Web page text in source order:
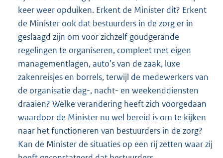
keer weer opduiken. Erkent de Minister dit? Erkent
de Minister ook dat bestuurders in de zorg er in
geslaagd zijn om voor zichzelf goudgerande
regelingen te organiseren, compleet met eigen
managementlagen, auto’s van de zaak, luxe
zakenreisjes en borrels, terwijl de medewerkers van
de organisatie dag-, nacht- en weekenddiensten
draaien? Welke verandering heeft zich voorgedaan
waardoor de Minister nu wel bereid is om te kijken
naar het functioneren van bestuurders in de zorg?
Kan de Minister de situaties op een rij zetten waar zij